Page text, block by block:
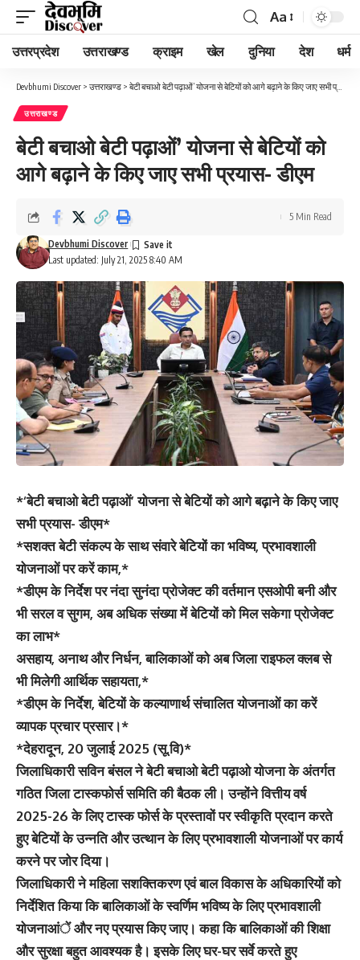
Font
Resizer
Aa
उत्तरप्रदेश उत्तराखण्ड क्राइम खेल दुनिया देश धर्म
Devbhumi Discover > उत्तराखण्ड > बेटी बचाओ बेटी पढ़ाओं’ योजना से बेटियों को आगे बढ़ाने के किए जाए सभी प्रयास- डीएम
उत्तराखण्ड
बेटी बचाओ बेटी पढ़ाओं’ योजना से बेटियों को
आगे बढ़ाने के किए जाए सभी प्रयास- डीएम
Last updated: July 21, 2025 8:40 AM
Devbhumi Discover
5 Min Read
*‘बेटी बचाओ बेटी पढ़ाओं’ योजना से बेटियों को आगे बढ़ाने के किए जाए
सभी प्रयास- डीएम*
*सशक्त बेटी संकल्प के साथ संवारे बेटियों का भविष्य, प्रभावशाली
योजनाओं पर करें काम,*
*डीएम के निर्देश पर नंदा सुनंदा प्रोजेक्ट की वर्तमान एसओपी बनी और
भी सरल व सुगम, अब अधिक संख्या में बेटियों को मिल सकेगा प्रोजेक्ट
का लाभ*
असहाय, अनाथ और निर्धन, बालिकाओं को अब जिला राइफल क्लब से
भी मिलेगी आर्थिक सहायता,*
*डीएम के निर्देश, बेटियों के कल्याणार्थ संचालित योजनाओं का करें
व्यापक प्रचार प्रसार।*
*देहरादून, 20 जुलाई 2025 (सू.वि)*
जिलाधिकारी सविन बंसल ने बेटी बचाओ बेटी पढ़ाओ योजना के अंतर्गत
गठित जिला टास्कफोर्स समिति की बैठक ली। उन्होंने वित्तीय वर्ष
2025-26 के लिए टास्क फोर्स के प्रस्तावों पर स्वीकृति प्रदान करते
हुए बेटियों के उन्नति और उत्थान के लिए प्रभावशाली योजनाओं पर कार्य
करने पर जोर दिया।
जिलाधिकारी ने महिला सशक्तिकरण एवं बाल विकास के अधिकारियों को
निर्देशित किया कि बालिकाओं के स्वर्णिम भविष्य के लिए प्रभावशाली
योजनाआंें और नए प्रयास किए जाए। कहा कि बालिकाओं की शिक्षा
और सुरक्षा बहुत आवश्यक है। इसके लिए घर-घर सर्वे करते हुए